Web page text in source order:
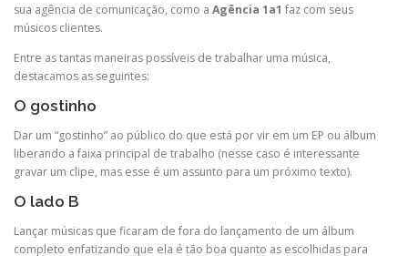
sua agência de comunicação, como a Agência 1a1 faz com seus
músicos clientes.
Entre as tantas maneiras possíveis de trabalhar uma música,
destacamos as seguintes:
O gostinho
Dar um “gostinho” ao público do que está por vir em um EP ou álbum
liberando a faixa principal de trabalho (nesse caso é interessante
gravar um clipe, mas esse é um assunto para um próximo texto).
O lado B
Lançar músicas que ficaram de fora do lançamento de um álbum
completo enfatizando que ela é tão boa quanto as escolhidas para